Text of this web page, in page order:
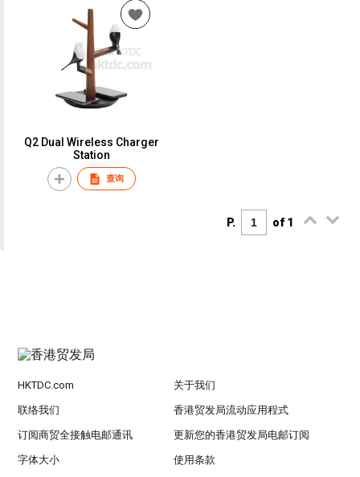
Q2 Dual Wireless Charger
Station
查询
P. of 1
HKTDC.com 关于我们
联络我们 香港贸发局流动应用程式
订阅商贸全接触电邮通讯 更新您的香港贸发局电邮订阅
字体大小 使用条款